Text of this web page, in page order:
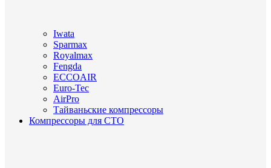
Iwata
Sparmax
Royalmax
Fengda
ECCOAIR
Euro-Tec
AirPro
Тайваньские компрессоры
Компрессоры для СТО